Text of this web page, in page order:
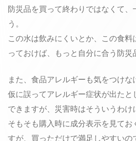
防災品を買って終わりではなくて、
う。
この水は飲みにくいとか、この食料
っておけば、もっと自分に合う防災
また、食品アレルギーも気をつけな
仮に誤ってアレルギー症状が出たと
できますが、災害時はそういうわけ
そもそも購入時に成分表示を見てお
すが、買っただけで満足しやすいの